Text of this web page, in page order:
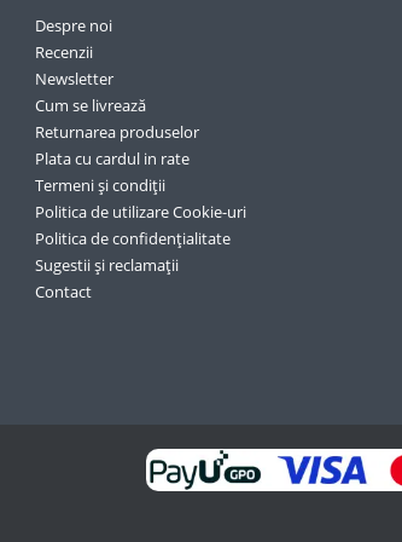
Despre noi
Recenzii
Newsletter
Cum se livrează
Returnarea produselor
Plata cu cardul in rate
Termeni și condiții
Politica de utilizare Cookie-uri
Politica de confidențialitate
Sugestii și reclamații
Contact